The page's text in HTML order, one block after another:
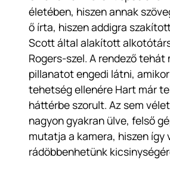
életében, hiszen annak
ő írta, hiszen addigra
Scott által alakított
Rogers-szel. A rendező tehát
pillanatot engedi látni,
tehetség ellenére Hart már
háttérbe szorult. Az sem
nagyon gyakran ülve, felső
mutatja a kamera, hiszen így
rádöbbenhetünk